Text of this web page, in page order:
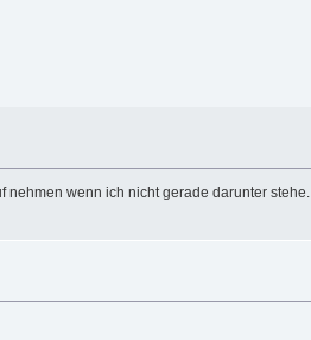
nehmen wenn ich nicht gerade darunter stehe.